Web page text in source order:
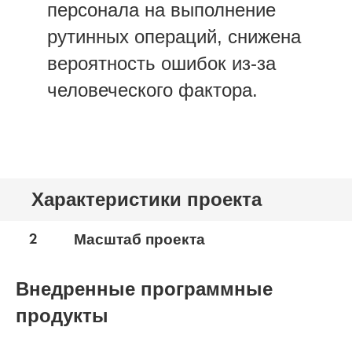
персонала на выполнение
рутинных операций, снижена
вероятность ошибок из-за
человеческого фактора.
Характеристики проекта
2 Масштаб проекта
Внедренные программные
продукты